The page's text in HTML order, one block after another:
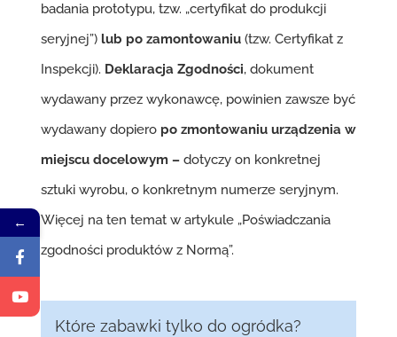
badania prototypu, tzw. „certyfikat do produkcji
seryjnej”) lub po zamontowaniu(tzw. Certyfikat z
Inspekcji). Deklaracja Zgodności, dokument
wydawany przez wykonawcę, powinien zawsze być
wydawany dopiero po zmontowaniu urządzenia w
miejscu docelowym – dotyczy on konkretnej
sztuki wyrobu, o konkretnym numerze seryjnym.
Więcej na ten temat w artykule „Poświadczania
zgodności produktów z Normą”.
Które zabawki tylko do ogródka?
←